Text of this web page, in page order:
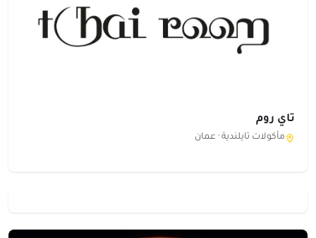
تاي روم
مأكولات تايلندية · عمان